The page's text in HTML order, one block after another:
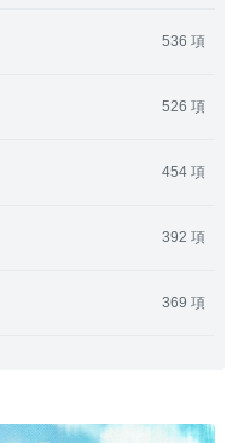
536 項
526 項
454 項
392 項
369 項